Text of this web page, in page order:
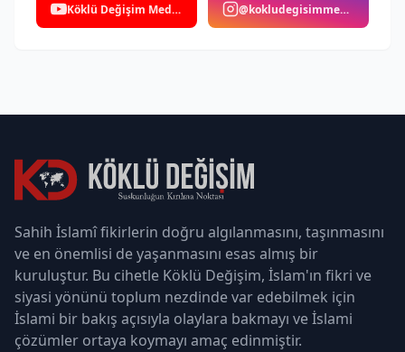
Köklü Değişim Medya @kokludegisimmedya
Sahih İslamî fikirlerin doğru algılanmasını, taşınmasını
ve en önemlisi de yaşanmasını esas almış bir
kuruluştur. Bu cihetle Köklü Değişim, İslam'ın fikri ve
siyasi yönünü toplum nezdinde var edebilmek için
İslami bir bakış açısıyla olaylara bakmayı ve İslami
çözümler ortaya koymayı amaç edinmiştir.